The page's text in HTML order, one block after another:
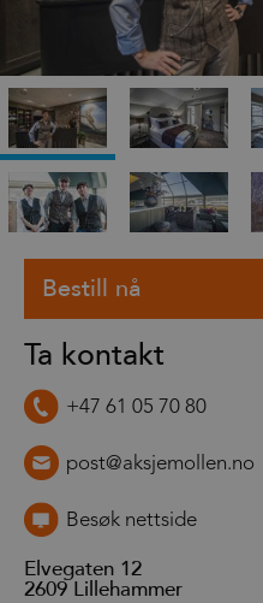
Ta kontakt
+47 61 05 70 80
post@aksjemollen.no
Besøk nettside
Elvegaten 12
2609 Lillehammer